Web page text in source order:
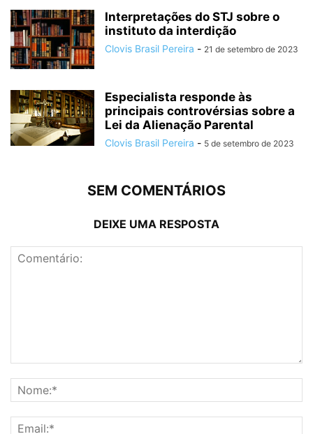
Interpretações do STJ sobre o
instituto da interdição
Clovis Brasil Pereira - 21 de setembro de 2023
Especialista responde às
principais controvérsias sobre a
Lei da Alienação Parental
Clovis Brasil Pereira - 5 de setembro de 2023
SEM COMENTÁRIOS
DEIXE UMA RESPOSTA